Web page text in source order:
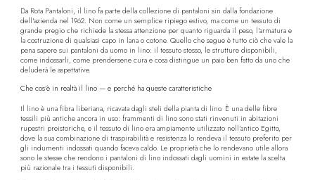
Da Rota Pantaloni, il lino fa parte della collezione di pantaloni sin dalla fondazione
dell'azienda nel 1962. Non come un semplice ripiego estivo, ma come un tessuto di
grande pregio che richiede la stessa attenzione per quanto riguarda il peso, l'armatura e
la costruzione di qualsiasi capo in lana o cotone. Quello che segue è tutto ciò che vale la
pena sapere sui pantaloni da uomo in lino: il tessuto stesso, le strutture disponibili,
come indossarli, come prendersene cura e cosa distingue un paio ben fatto da uno che
deluderà le aspettative.
Che cos’è in realtà il lino — e perché ha queste caratteristiche
Il lino è una fibra liberiana, ricavata dagli steli della pianta di lino. È una delle fibre
tessili più antiche ancora in uso: frammenti di lino sono stati rinvenuti in abitazioni
rupestri preistoriche, e il tessuto di lino era ampiamente utilizzato nell’antico Egitto,
dove la sua combinazione di traspirabilità e resistenza lo rendeva il tessuto preferito per
gli indumenti indossati quando faceva caldo. Le proprietà che lo rendevano utile allora
sono le stesse che rendono i pantaloni di lino indossati dagli uomini in estate la scelta
più razionale tra i tessuti disponibili.